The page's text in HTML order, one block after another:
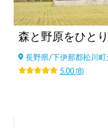
森と野原をひと
長野県/下伊那郡松川町
5.00(8)